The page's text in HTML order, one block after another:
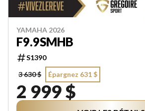
YAMAHA 2026
F9.9SMHB
S1390
3 630 $
Épargnez 631 $
2 999 $